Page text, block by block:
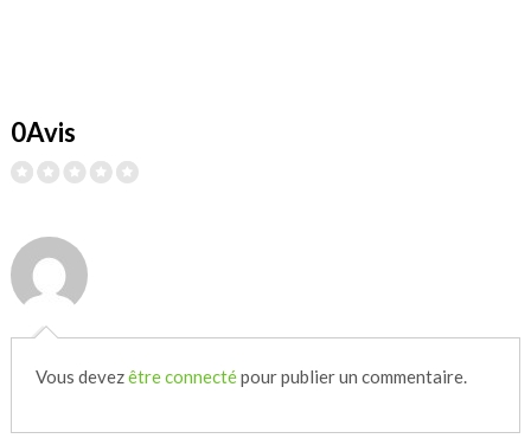
0Avis
Vous devezêtre connectépour publier un commentaire.